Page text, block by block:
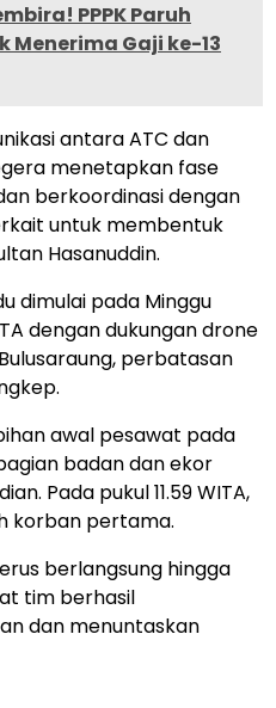
PPPK Paruh
Menerima Gaji ke-13
antara ATC dan
menetapkan fase
berkoordinasi dengan
untuk membentuk
Hasanuddin.
dimulai pada Minggu
dengan dukungan drone
perbatasan
awal pesawat pada
badan dan ekor
Pada pukul 11.59 WITA,
korban pertama.
berlangsung hingga
tim berhasil
dan menuntaskan